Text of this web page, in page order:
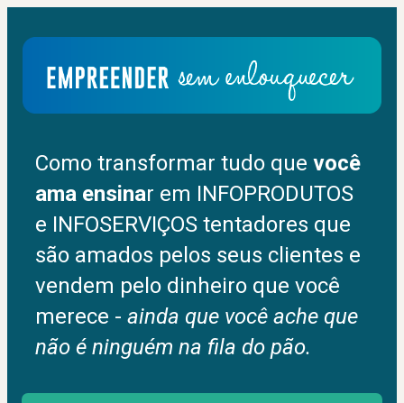
Como transformar tudo que você
ama ensinar em INFOPRODUTOS
e INFOSERVIÇOS tentadores que
são amados pelos seus clientes e
vendem pelo dinheiro que você
merece - ainda que você ache que
não é ninguém na fila do pão.